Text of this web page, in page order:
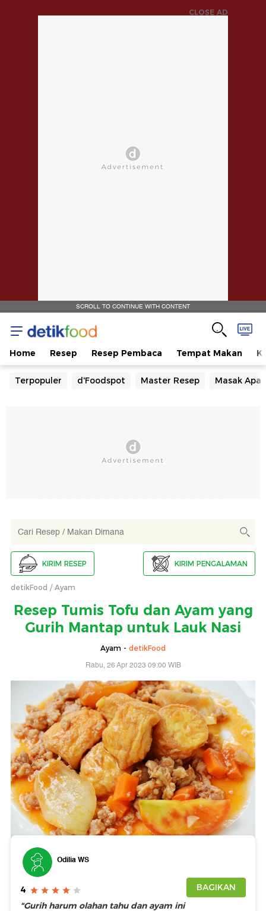
CLOSE AD
SCROLL TO CONTINUE WITH CONTENT
Home Resep Resep Pembaca Tempat Makan
Terpopuler d'Foodspot Master Resep Masak Apa
KIRIM RESEP KIRIM PENGALAMAN
detikFood Ayam
Resep Tumis Tofu dan Ayam yang
Gurih Mantap untuk Lauk Nasi
Ayam - detikFood
Rabu, 26 Apr 2023 09:00 WIB
Foto: iStock
Odilia WS
4
"Gurih harum olahan tahu dan ayam ini
BAGIKAN